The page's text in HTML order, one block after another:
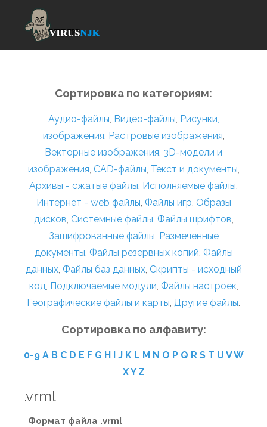
Сортировка по категориям:
Аудио-файлы, Видео-файлы, Рисунки,
изображения, Растровые изображения,
Векторные изображения, 3D-модели и
изображения, CAD-файлы, Текст и документы,
Архивы - сжатые файлы, Исполняемые файлы,
Интернет - web файлы, Файлы игр, Образы
дисков, Системные файлы, Файлы шрифтов,
Зашифрованные файлы, Размеченные
документы, Файлы резервных копий, Файлы
данных, Файлы баз данных, Скрипты - исходный
код, Подключаемые модули, Файлы настроек,
Географические файлы и карты, Другие файлы.
Сортировка по алфавиту:
0-9 A B C D E F G H I J K L M N O P Q R S T U VW
XY Z
.vrml
Формат файла .vrml